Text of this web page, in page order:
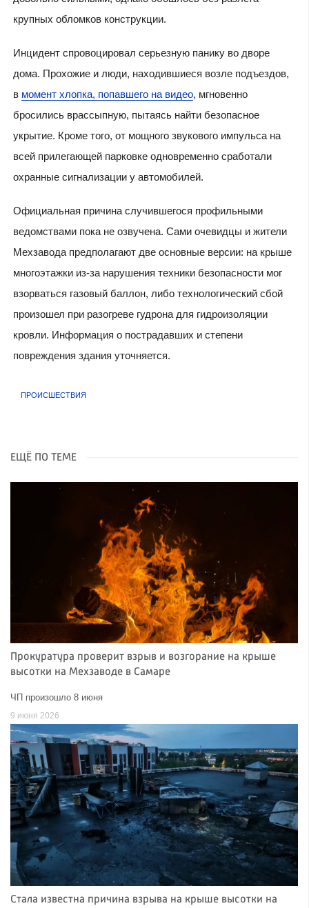
крупных обломков конструкции.
Инцидент спровоцировал серьезную панику во дворе
дома. Прохожие и люди, находившиеся возле подъездов,
в момент хлопка, попавшего на видео, мгновенно
бросились врассыпную, пытаясь найти безопасное
укрытие. Кроме того, от мощного звукового импульса на
всей прилегающей парковке одновременно сработали
охранные сигнализации у автомобилей.
Официальная причина случившегося профильными
ведомствами пока не озвучена. Сами очевидцы и жители
Мехзавода предполагают две основные версии: на крыше
многоэтажки из-за нарушения техники безопасности мог
взорваться газовый баллон, либо технологический сбой
произошел при разогреве гудрона для гидроизоляции
кровли. Информация о пострадавших и степени
повреждения здания уточняется.
ПРОИСШЕСТВИЯ
ЕЩЁ ПО ТЕМЕ
Прокуратура проверит взрыв и возгорание на крыше
высотки на Мехзаводе в Самаре
ЧП произошло 8 июня
9 июня 2026
Стала известна причина взрыва на крыше высотки на